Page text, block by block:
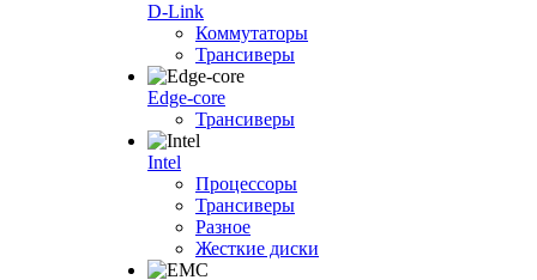
D-Link
Коммутаторы
Трансиверы
Edge-core
Трансиверы
Intel
Процессоры
Трансиверы
Разное
Жесткие диски